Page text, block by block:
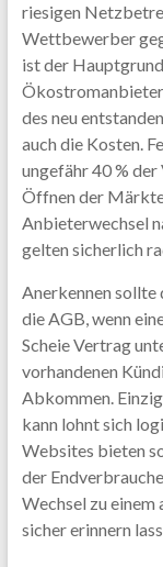
riesigen
Wettbewerber
ist der
des neu
auch die Kosten.
ungefähr 40 %
Öffnen der
Anbieterwechsel
gelten sicherlich
Anerkennen sollte
die AGB, wenn
Scheie Vertrag
vorhandenen
Abkommen.
kann lohnt sich
Websites bieten
der
Wechsel zu
sicher erinnern